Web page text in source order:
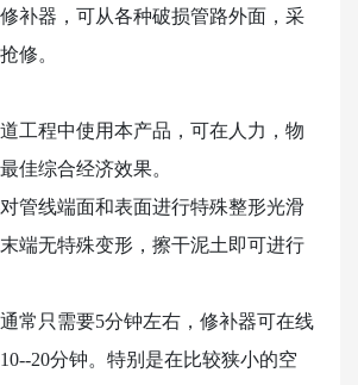
补器，可从各种破损管路外面，采
修。
工程中使用本产品，可在人力，物
佳综合经济效果。
管线端面和表面进行特殊整形光滑
端无特殊变形，擦干泥土即可进行
常只需要5分钟左右，修补器可在线
20分钟。特别是在比较狭小的空